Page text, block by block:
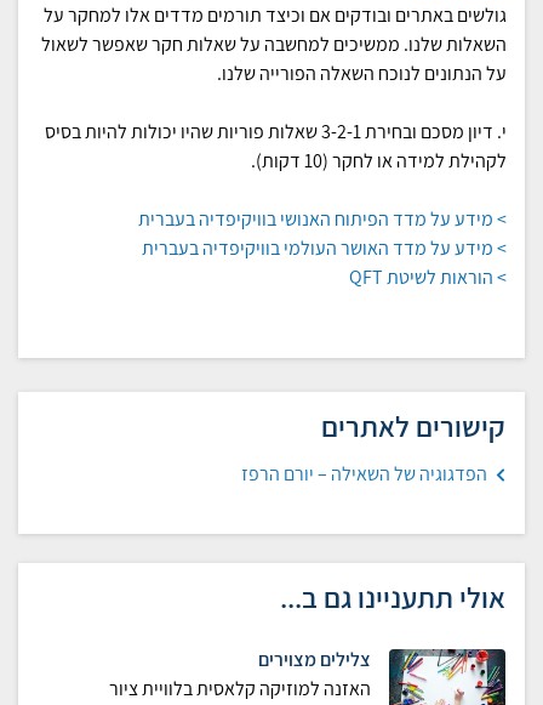
גולשים באתרים ובודקים אם וכיצד תורמים מדדים אלו למחקר על
השאלות שלנו. ממשיכים למחשבה על שאלות חקר שאפשר לשאול
על הנתונים לנוכח השאלה הפורייה שלנו.
י. דיון מסכם ובחירת 3-2-1 שאלות פוריות שהיו יכולות להיות בסיס
לקהילת למידה או לחקר (10 דקות).
> מידע על מדד הפיתוח האנושי בוויקיפדיה בעברית
> מידע על מדד האושר העולמי בוויקיפדיה בעברית
> הוראות לשיטת QFT
קישורים לאתרים
הפדגוגיה של השאילה – יורם הרפז
אולי תתעניינו גם ב...
צלילים מצוירים
האזנה למוזיקה קלאסית בלוויית ציור